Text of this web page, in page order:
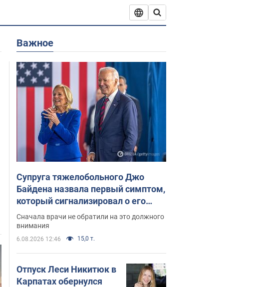
Важное
Супруга тяжелобольного Джо
Байдена назвала первый симптом,
который сигнализировал о его
"агрессивном" раке
Сначала врачи не обратили на это должного
внимания
6.08.2026 12:46 15,0 т.
Отпуск Леси Никитюк в
Карпатах обернулся